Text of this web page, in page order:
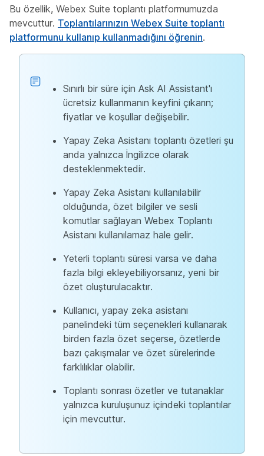
Bu özellik, Webex Suite toplantı platformumuzda
mevcuttur. Toplantılarınızın Webex Suite toplantı
platformunu kullanıp kullanmadığını öğrenin.
Sınırlı bir süre için Ask AI Assistant'ı
ücretsiz kullanmanın keyfini çıkarın;
fiyatlar ve koşullar değişebilir.
Yapay Zeka Asistanı toplantı özetleri şu
anda yalnızca İngilizce olarak
desteklenmektedir.
Yapay Zeka Asistanı kullanılabilir
olduğunda, özet bilgiler ve sesli
komutlar sağlayan Webex Toplantı
Asistanı kullanılamaz hale gelir.
Yeterli toplantı süresi varsa ve daha
fazla bilgi ekleyebiliyorsanız, yeni bir
özet oluşturulacaktır.
Kullanıcı, yapay zeka asistanı
panelindeki tüm seçenekleri kullanarak
birden fazla özet seçerse, özetlerde
bazı çakışmalar ve özet sürelerinde
farklılıklar olabilir.
Toplantı sonrası özetler ve tutanaklar
yalnızca kuruluşunuz içindeki toplantılar
için mevcuttur.